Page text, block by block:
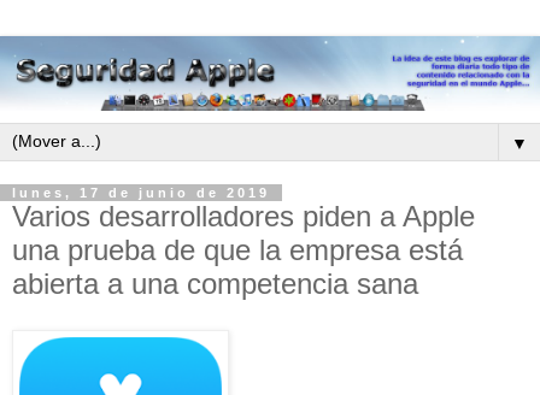
▼
lunes, 17 de junio de 2019
Varios desarrolladores piden a Apple
una prueba de que la empresa está
abierta a una competencia sana